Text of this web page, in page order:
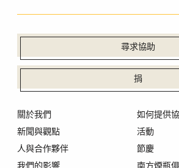
尋求協助
捐
關於我們
新聞與觀點
人與合作夥伴
如何提供
活動
節慶